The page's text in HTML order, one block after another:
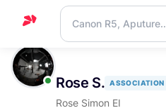
Accueil
Support Rose S. ASSOCIATION
Rose Simon EI